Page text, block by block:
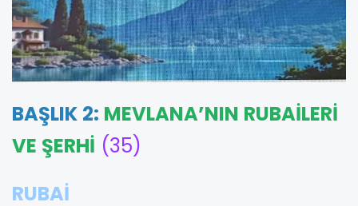
BAŞLIK 2: MEVLANA’NIN RUBAİLERİ
VE ŞERHİ (35)
RUBAİ